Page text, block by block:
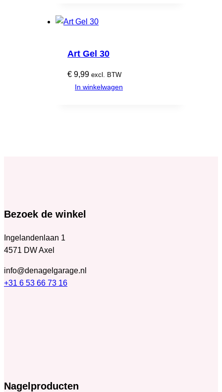
Art Gel 30
€ 9,99 excl. BTW
In winkelwagen
Bezoek de winkel
Ingelandenlaan 1
4571 DW Axel
info@denagelgarage.nl
+31 6 53 66 73 16
Nagelproducten